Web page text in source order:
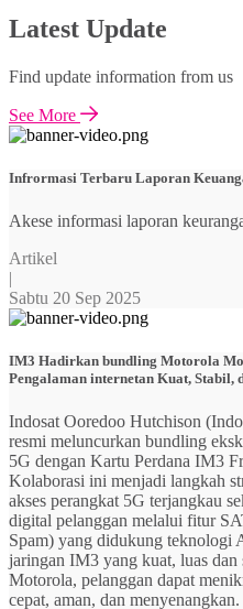
Latest Update
Find update information from us
See More
Infrormasi Terbaru Laporan
Akese informasi laporan
Artikel
|
Sabtu 20 Sep 2025
IM3 Hadirkan bundling Motorola
Pengalaman internetan Kuat, Stabil,
Indosat Ooredoo Hutchison
resmi meluncurkan bundling
5G dengan Kartu Perdana IM3
Kolaborasi ini menjadi langkah
akses perangkat 5G terjangkau
digital pelanggan melalui fitur
Spam) yang didukung teknologi
jaringan IM3 yang kuat, luas dan
Motorola, pelanggan dapat
cepat, aman, dan menyenangkan.